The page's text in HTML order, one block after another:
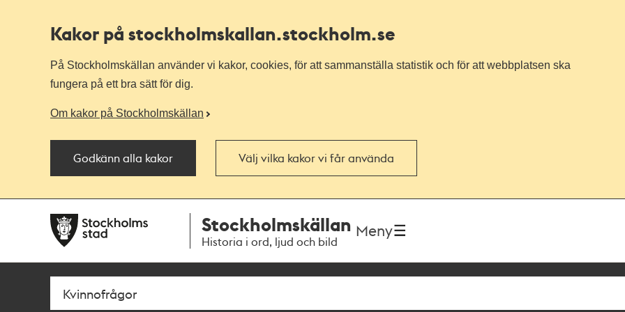
Kakor på stockholmskallan.stockholm.se
På Stockholmskällan använder vi kakor, cookies, för att sammanställa statistik och för att webbplatsen ska
fungera på ett bra sätt för dig.
Om kakor på Stockholmskällan
Godkänn alla kakor Välj vilka kakor vi får använda
navigationen
huvudinnehållet
Stockholmskällan
Historia i ord, ljud och bild
Meny
Sök